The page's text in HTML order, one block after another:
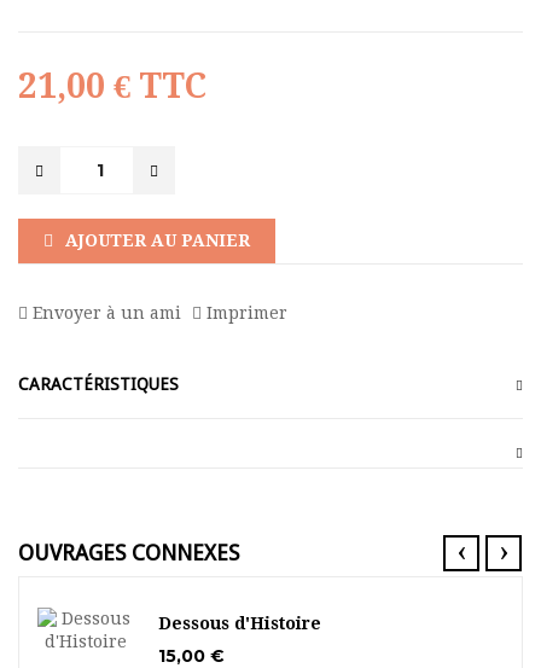
21,00 € TTC
AJOUTER AU PANIER
Envoyer à un ami Imprimer
CARACTÉRISTIQUES
OUVRAGES CONNEXES ‹ ›
Dessous d'Histoire
15,00 €